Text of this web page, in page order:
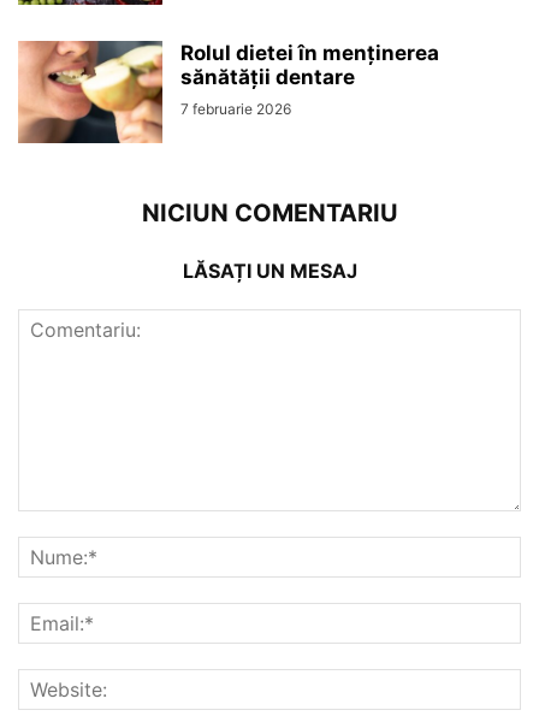
Rolul dietei în menținerea
sănătății dentare
7 februarie 2026
NICIUN COMENTARIU
LĂSAȚI UN MESAJ